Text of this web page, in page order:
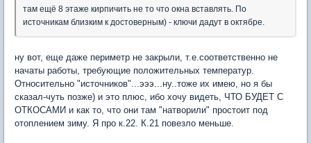
там ещё 8 этаже кирпичить не то что окна вставлять. По
источникам близким к достоверным) - ключи дадут в октябре.
ну вот, еще даже периметр не закрыли, т.е.соответственно не
начаты работы, требующие положительных температур.
Относительно "источников"...эээ...ну..тоже их имею, но я бы
сказал-чуть позже) и это плюс, ибо хочу видеть, ЧТО БУДЕТ С
ОТКОСАМИ и как то, что они там "натворили" простоит под
отоплением зиму. Я про к.22. К.21 повезло меньше.